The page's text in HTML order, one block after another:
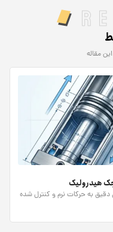
مقاله
دقیق به حرکات نرم و کنترل شده